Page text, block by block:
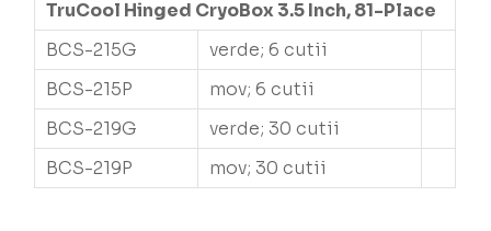
TruCool Hinged CryoBox 3.5 Inch, 81-Place
BCS-215G
verde; 6 cutii
BCS-215P
mov; 6 cutii
BCS-219G
verde; 30 cutii
BCS-219P
mov; 30 cutii